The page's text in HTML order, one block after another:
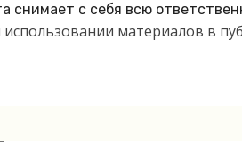
снимает с себя всю
материалов в